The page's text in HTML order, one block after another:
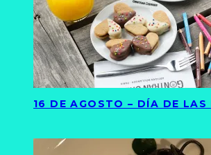
16 DE AGOSTO – DÍA DE LAS